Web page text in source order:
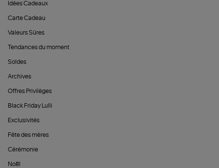
Idées Cadeaux
Carte Cadeau
Valeurs Sûres
Tendances du moment
Soldes
Archives
Offres Privilèges
Black Friday Lulli
Exclusivités
Fête des mères
Cérémonie
Noël